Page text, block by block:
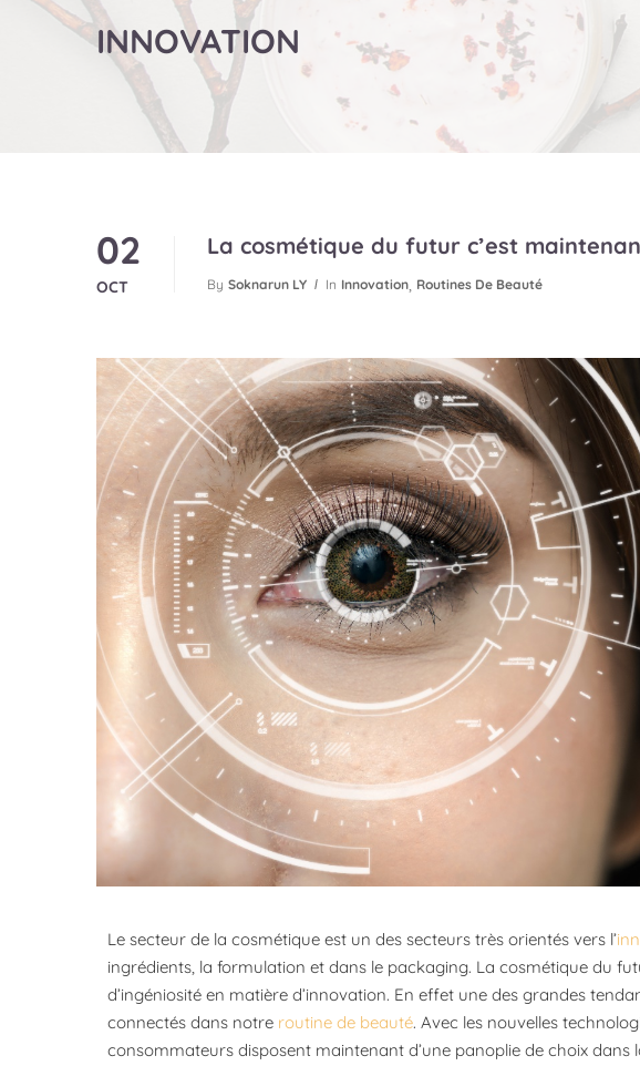
INNOVATION
02
OCT
La cosmétique du futur c’est
By Soknarun LY In Innovation, Routines De Beauté
Le secteur de la cosmétique est un des secteurs très orientés vers l’
ingrédients, la formulation et dans le packaging. La cosmétique du
d’ingéniosité en matière d’innovation. En effet une des grandes
connectés dans notre routine de beauté. Avec les nouvelles
consommateurs disposent maintenant d’une panoplie de choix dans